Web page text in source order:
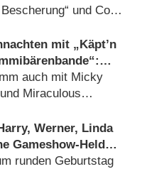
und Co.?
mit „Käpt’n
mit
zum Fest
auch mit Micky
Miraculous
Werner, Linda
Gameshow-Helden
runden Geburtstag